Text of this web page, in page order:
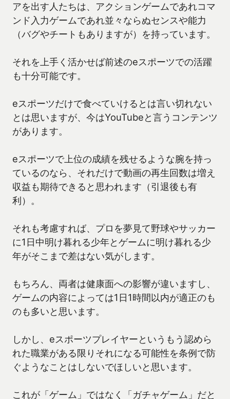
アを出す人たちは、アクションゲームであれコマ
ンド入力ゲームであれ並々ならぬセンスや能力
（バグやチートもありますが）を持っています。
それを上手く活かせば前述のeスポーツでの活躍
も十分可能です。
eスポーツだけで食べていけるとは言い切れない
とは思いますが、今はYouTubeと言うコンテンツ
があります。
eスポーツで上位の成績を残せるような腕を持っ
ているのなら、それだけで動画の再生回数は増え
収益も期待できると思われます（引退後も有
利）。
それも考慮すれば、プロを夢見て野球やサッカー
に1日中明け暮れる少年とゲームに明け暮れる少
年がそこまで差はない気がします。
もちろん、両者は健康面への影響が違いますし、
ゲームの内容によっては1日1時間以内が適正のも
のも多いと思います。
しかし、eスポーツプレイヤーというもう認めら
れた職業がある限りそれになる可能性を条例で防
ぐようなことはしないでほしいと思います。
これが「ゲーム」ではなく「ガチャゲーム」だと